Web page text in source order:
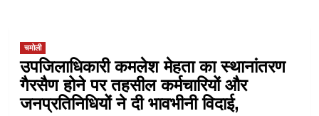
चमोली
उपजिलाधिकारी कमलेश मेहता का स्थानांतरण
गैरसैण होने पर तहसील कर्मचारियों और
जनप्रतिनिधियों ने दी भावभीनी विदाई,